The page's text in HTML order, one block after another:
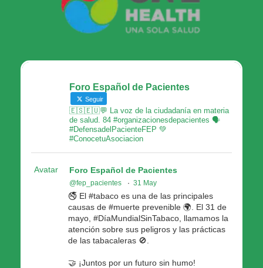
Foro Español de Pacientes
Seguir
🇪🇸🇪🇺💬 La voz de la ciudadanía en materia
de salud. 84 #organizacionesdepacientes 🗣
#DefensadelPacienteFEP 💚
#ConocetuAsociacion
Avatar Foro Español de Pacientes
@fep_pacientes · 31 May
🚭 El #tabaco es una de las principales
causas de #muerte prevenible 🌍. El 31 de
mayo, #DíaMundialSinTabaco, llamamos la
atención sobre sus peligros y las prácticas
de las tabacaleras 🚫.
🤝 ¡Juntos por un futuro sin humo!